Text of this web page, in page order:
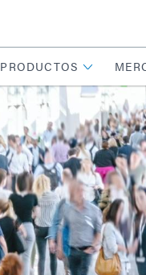
PRODUCTOS